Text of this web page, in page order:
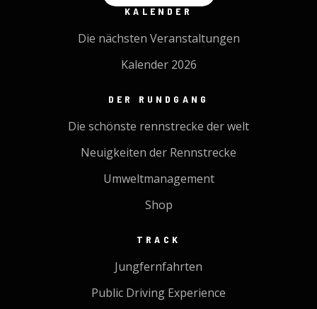
KALENDER
Die nächsten Veranstaltungen
Kalender 2026
DER RUNDGANG
Die schönste rennstrecke der welt
Neuigkeiten der Rennstrecke
Umweltmanagement
Shop
TRACK
Jungfernfahrten
Public Driving Experience